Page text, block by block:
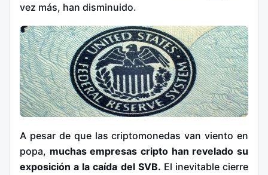
vez más, han disminuido.
A pesar de que las criptomonedas van viento en
popa, muchas empresas cripto han revelado su
exposición a la caída del SVB. El inevitable cierre